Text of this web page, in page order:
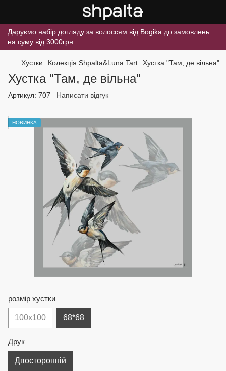
Даруємо набір догляду за волоссям від Bogika до замовлень
на суму від 3000грн
Хустки Колекція Shpalta&Luna Tart Хустка "Там, де вільна"
Хустка "Там, де вільна"
Артикул: 707 Написати відгук
НОВИНКА
розмір хустки
100х100 68*68
Друк
Двосторонній